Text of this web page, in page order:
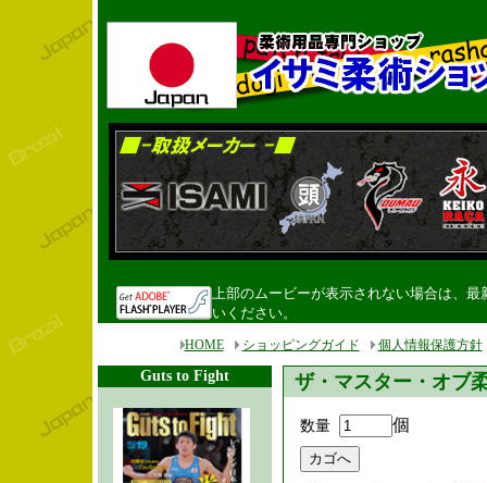
上部のムービーが表示されない場合は、最
いください。
HOME ショッピングガイド 個人情報保護方針
Guts to Fight ザ・マスター・オブ
数量 個